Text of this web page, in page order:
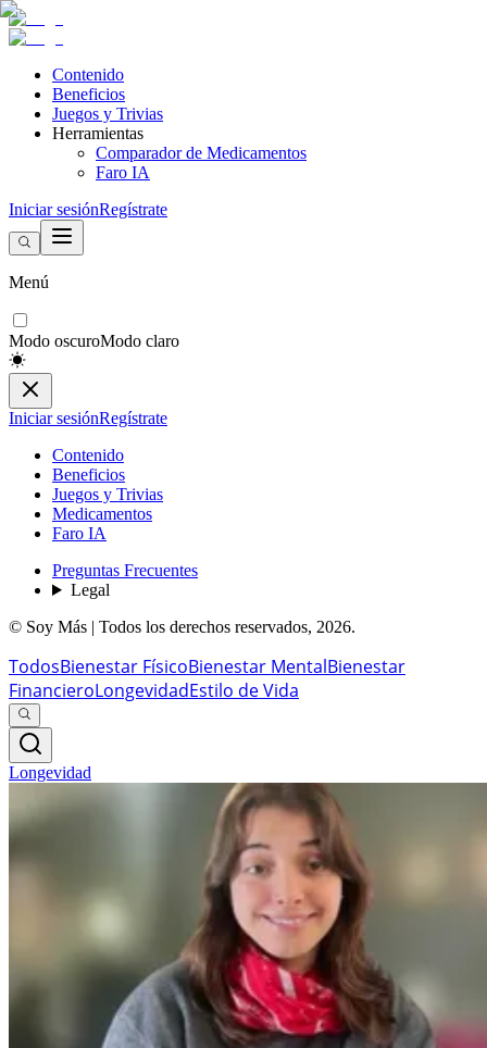
Contenido
Beneficios
Juegos y Trivias
Herramientas
Comparador de Medicamentos
Faro IA
Iniciar sesiónRegístrate
Menú
Modo oscuroModo claro
Iniciar sesiónRegístrate
Contenido
Beneficios
Juegos y Trivias
Medicamentos
Faro IA
Preguntas Frecuentes
Legal
© Soy Más | Todos los derechos reservados, 2026.
TodosBienestar FísicoBienestar MentalBienestar
FinancieroLongevidadEstilo de Vida
Longevidad